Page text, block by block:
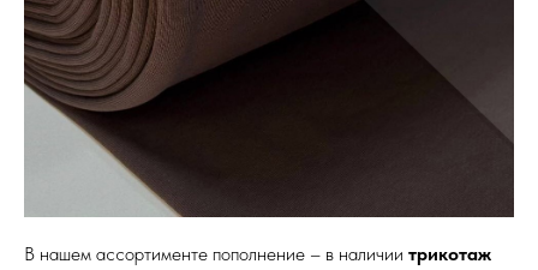
В нашем ассортименте пополнение – в наличии трикотаж